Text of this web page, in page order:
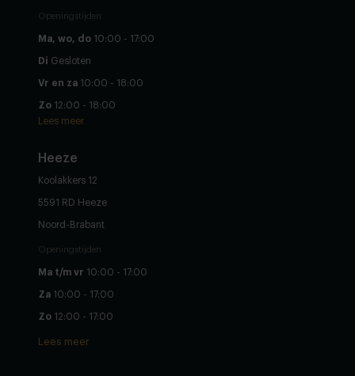
Openingstijden
Ma, wo, do 10:00 - 17:00
Di Gesloten
Vr en za 10:00 - 18:00
Zo 12:00 - 18:00
Lees meer
Heeze
Koolakkers 12
5591 RD Heeze
Noord-Brabant
Openingstijden
Ma t/m vr 10:00 - 17:00
Za 10:00 - 17:00
Zo 12:00 - 17:00
Lees meer